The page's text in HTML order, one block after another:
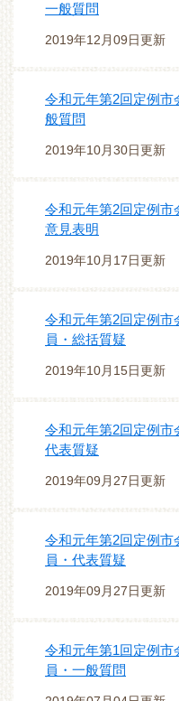
一般質問
2019年12月09日更新
令和元年第2回定例市
般質問
2019年10月30日更新
令和元年第2回定例市
意見表明
2019年10月17日更新
令和元年第2回定例
員・総括質疑
2019年10月15日更新
令和元年第2回定例市
代表質疑
2019年09月27日更新
令和元年第2回定例
員・代表質疑
2019年09月27日更新
令和元年第1回定例
員・一般質問